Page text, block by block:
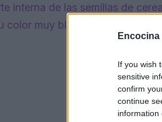
Encocina
If you wish
sensitive
confirm
continue
information
interna de las semillas de
color muy blanco.